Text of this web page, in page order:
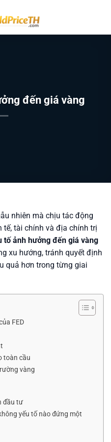
đến giá vàng
nhiên mà chịu tác động
tài chính và địa chính trị
tố ảnh hưởng đến giá vàng
xu hướng, tránh quyết định
quả hơn trong từng giai
FED
toàn cầu
vàng
đầu tư
yếu tố nào đứng một